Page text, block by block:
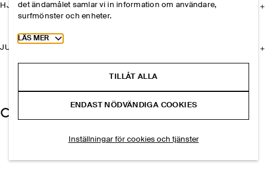
HJÄLP
JURIDISK INFORMATION
det ändamålet samlar vi in information om användare,
surfmönster och enheter.
Toggle more cookie information
LÄS MER
TILLÅT ALLA
ENDAST NÖDVÄNDIGA COOKIES
Inställningar för cookies och tjänster